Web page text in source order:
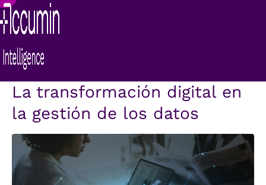
La transformación digital en
la gestión de los datos